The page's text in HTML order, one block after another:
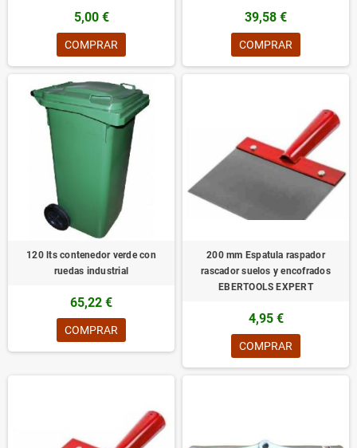
5,00 €
COMPRAR
39,58 €
COMPRAR
120 lts contenedor verde con
ruedas industrial
65,22 €
COMPRAR
200 mm Espatula raspador
rascador suelos y encofrados
EBERTOOLS EXPERT
4,95 €
COMPRAR